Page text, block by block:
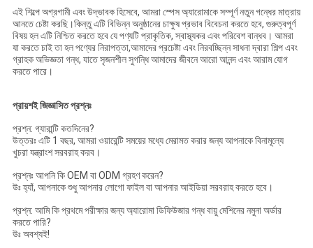
এই শিল্পে অগ্রগামী এবং উদ্ভাবক হিসেবে, আমরা স্পেস অ্যারোমাকে সম্পূর্ণ নতুন গন্ধের মাত্রায়
আনতে চেষ্টা করছি।কিন্তু এটি বিভিন্ন অনুষ্ঠানের চাক্ষুষ প্রভাব বিবেচনা করতে হবে, গুরুত্বপূর্ণ
বিষয় হল এটি নিশ্চিত করতে হবে যে পণ্যটি প্রাকৃতিক, স্বাস্থ্যকর এবং পরিবেশ বান্ধব। আমরা
যা করতে চাই তা হল পণ্যের নিরাপত্তা,আমাদের প্রচেষ্টা এবং নিরবচ্ছিন্ন সাধনা দ্বারা শিল্প এবং
গ্রাহক অভিজ্ঞতা গন্ধ, যাতে সৃজনশীল সুগন্ধি আমাদের জীবনে আরো আনন্দ এবং আরাম যোগ
করতে পারে।
প্রায়শই জিজ্ঞাসিত প্রশ্নঃ
প্রশ্ন: গ্যারান্টি কতদিনের?
উত্তরঃ এটি 1 বছর, আমরা ওয়ারেন্টি সময়ের মধ্যে মেরামত করার জন্য আপনাকে বিনামূল্যে
খুচরা যন্ত্রাংশ সরবরাহ করব।
প্রশ্নঃ আপনি কি OEM বা ODM গ্রহণ করেন?
উঃ হ্যাঁ, আপনাকে শুধু আপনার লোগো ফাইল বা আপনার আইডিয়া সরবরাহ করতে হবে।
প্রশ্ন: আমি কি প্রথমে পরীক্ষার জন্য অ্যারোমা ডিফিউজার গন্ধ বায়ু মেশিনের নমুনা অর্ডার
করতে পারি?
উঃ অবশ্যই!